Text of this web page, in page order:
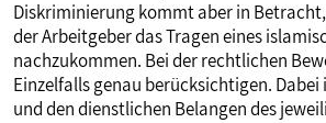
Diskriminierung kommt aber in
der Arbeitgeber das Tragen eines
nachzukommen. Bei der rechtlichen
Einzelfalls genau berücksichtigen.
und den dienstlichen Belangen des